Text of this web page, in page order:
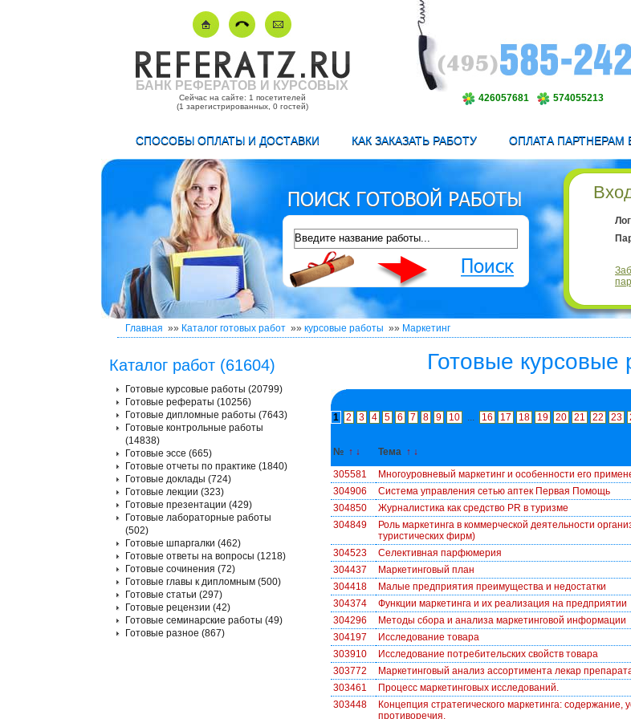
БАНК РЕФЕРАТОВ И КУРСОВЫХ
Сейчас на сайте: 1 посетителей
(1 зарегистрированных, 0 гостей)
426057681 574055213
СПОСОБЫ ОПЛАТЫ И ДОСТАВКИ КАК ЗАКАЗАТЬ РАБОТУ ОПЛАТА ПАРТНЕРАМ
Главная »» Каталог готовых работ »» курсовые работы »» Маркетинг
Готовые курсовые
1 2 3 4 5 6 7 8 9 10 ... 16 17 18 19 20 21 22 23
№ ↑ ↓ Тема ↑ ↓
305581
Многоуровневый маркетинг и особенности его
304906
Система yправления сетью аптек Первая Помощь
304850
Журналистика как средство PR в туризме
304849
Роль маркетинга в коммерческой деятельности
туристических фирм)
304523 Селективная парфюмерия
304437
Маркетинговый план
304418
Малые предприятия преимущества и недостатки
304374
Функции маркетинга и их реализация на предприятии
304296
Методы сбора и анализа маркетинговой информации
304197
Исследование товара
303910
Исследование потребительских свойств товара
303772
Маркетинговый анализ ассортимента лекар
303461
Процесс маркетинговых исследований.
303448
Концепция стратегического маркетинга: содержание,
противоречия.
Каталог работ (61604)
Готовые курсовые работы (20799)
Готовые рефераты (10256)
Готовые дипломные работы (7643)
Готовые контрольные работы
(14838)
Готовые эссе (665)
Готовые отчеты по практике (1840)
Готовые доклады (724)
Готовые лекции (323)
Готовые презентации (429)
Готовые лабораторные работы
(502)
Готовые шпаргалки (462)
Готовые ответы на вопросы (1218)
Готовые сочинения (72)
Готовые главы к дипломным (500)
Готовые статьи (297)
Готовые рецензии (42)
Готовые семинарские работы (49)
Готовые разное (867)